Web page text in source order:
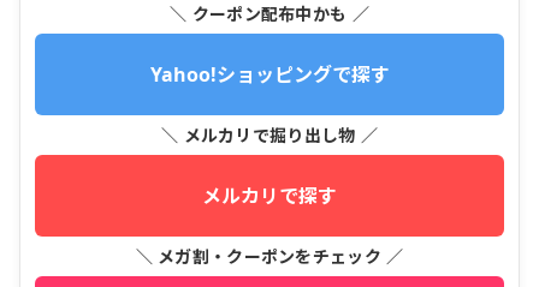
＼ クーポン配布中かも ／
Yahoo!ショッピングで探す
＼ メルカリで掘り出し物 ／
メルカリで探す
＼ メガ割・クーポンをチェック ／